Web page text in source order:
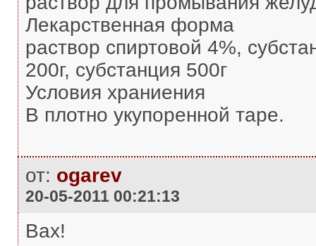
Лекарственная форма
раствор спиртовой 4%,
200г, субстанция 500г
Условия храниения
В плотно укупоренной таре.
от: ogarev
20-05-2011 00:21:13
Вах!